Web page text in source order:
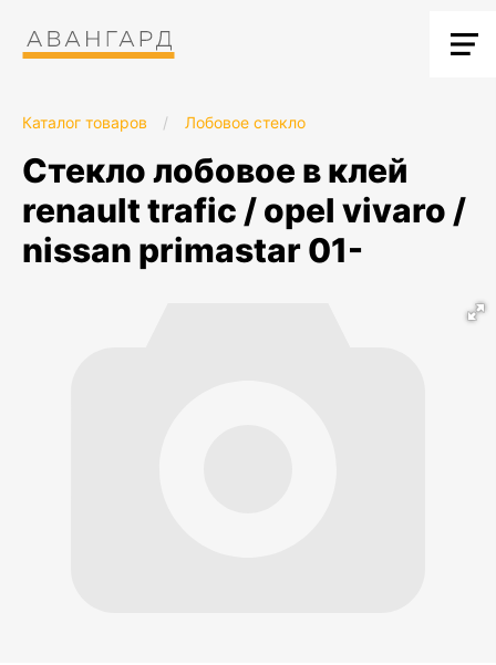
Каталог товаров / Лобовое стекло
стекло лобовое в клей
renault trafic / opel vivaro /
nissan primastar 01-